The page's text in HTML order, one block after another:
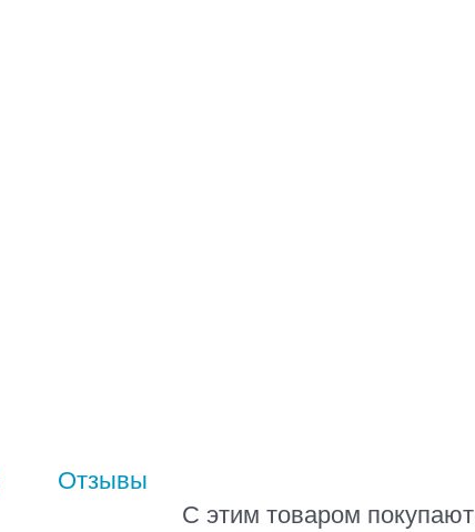
Отзывы
С этим товаром покупают